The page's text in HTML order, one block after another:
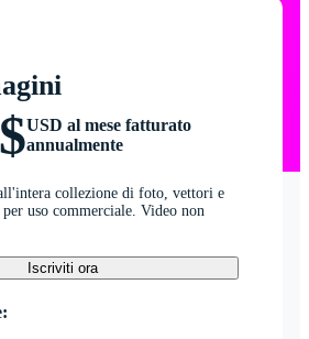
USD al mese fatturato
annualmente
collezione di foto, vettori e
uso commerciale. Video non
Iscriviti ora